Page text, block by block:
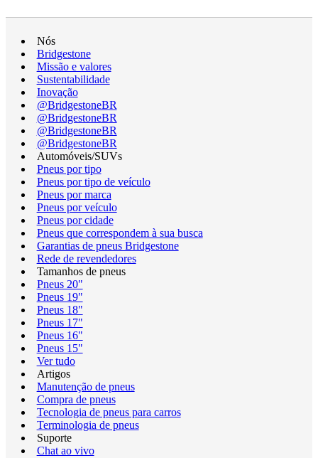
Nós
Bridgestone
Missão e valores
Sustentabilidade
Inovação
@BridgestoneBR
@BridgestoneBR
@BridgestoneBR
@BridgestoneBR
Automóveis/SUVs
Pneus por tipo
Pneus por tipo de veículo
Pneus por marca
Pneus por veículo
Pneus por cidade
Pneus que correspondem à sua busca
Garantias de pneus Bridgestone
Rede de revendedores
Tamanhos de pneus
Pneus 20"
Pneus 19"
Pneus 18"
Pneus 17"
Pneus 16"
Pneus 15"
Ver tudo
Artigos
Manutenção de pneus
Compra de pneus
Tecnologia de pneus para carros
Terminologia de pneus
Suporte
Chat ao vivo